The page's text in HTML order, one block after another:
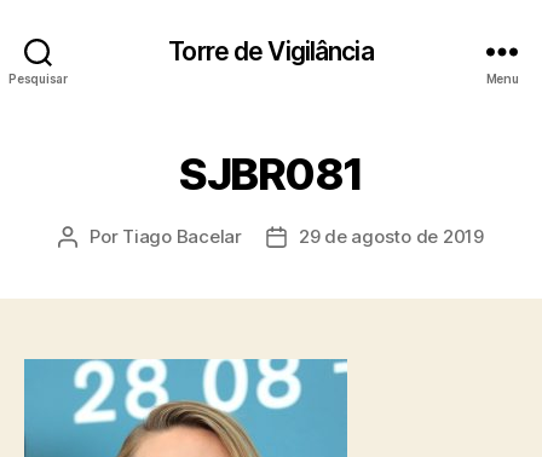
Pesquisar
Torre de Vigilância
Menu
SJBR081
Autor
Por Tiago Bacelar
Data29 de agosto de 2019